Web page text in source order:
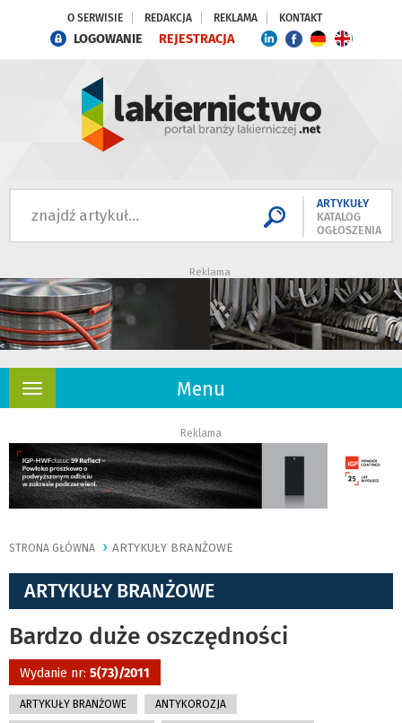
O SERWISIE REDAKCJA REKLAMA KONTAKT
LOGOWANIE REJESTRACJA
ARTYKUŁY
KATALOG
OGŁOSZENIA
Reklama
Menu
Rozwiń
Reklama
STRONA GŁÓWNA ARTYKUŁY BRANŻOWE
ARTYKUŁY BRANŻOWE
Bardzo duże oszczędności
Wydanie nr: 5(73)/2011
ARTYKUŁY BRANŻOWE ANTYKOROZJA